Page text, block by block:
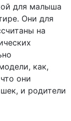
для малыша
Они для
на
как,
они
и родители